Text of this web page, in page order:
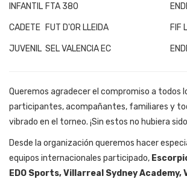
INFANTIL FTA 380
CADETE FUT D'OR LLEIDA FIF
JUVENIL SEL VALENCIA EC
Queremos agradecer el compromiso a todos
participantes, acompañantes, familiares y
vibrado en el torneo. ¡Sin estos no hubiera
Desde la organización queremos hacer
equipos internacionales participado,
EDO Sports, Villarreal Sydney Academy,